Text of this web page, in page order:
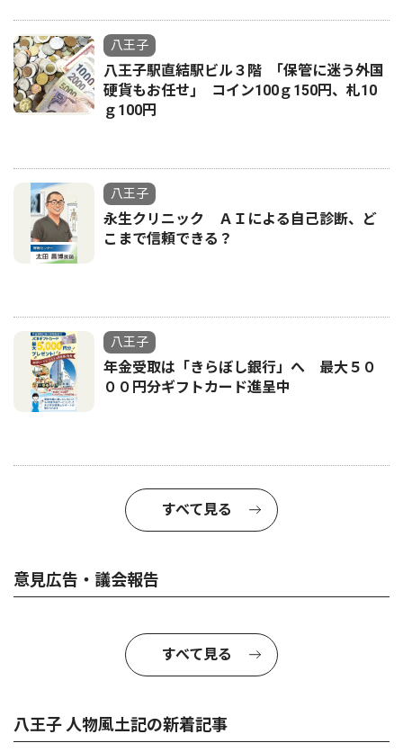
八王子
八王子駅直結駅ビル３階 ｢保管に迷う外国
硬貨もお任せ｣ コイン100ｇ150円、札10
ｇ100円
八王子
永生クリニック ＡＩによる自己診断、ど
こまで信頼できる？
八王子
年金受取は「きらぼし銀行」へ 最大５０
００円分ギフトカード進呈中
すべて見る
意見広告・議会報告
すべて見る
八王子 人物風土記の新着記事